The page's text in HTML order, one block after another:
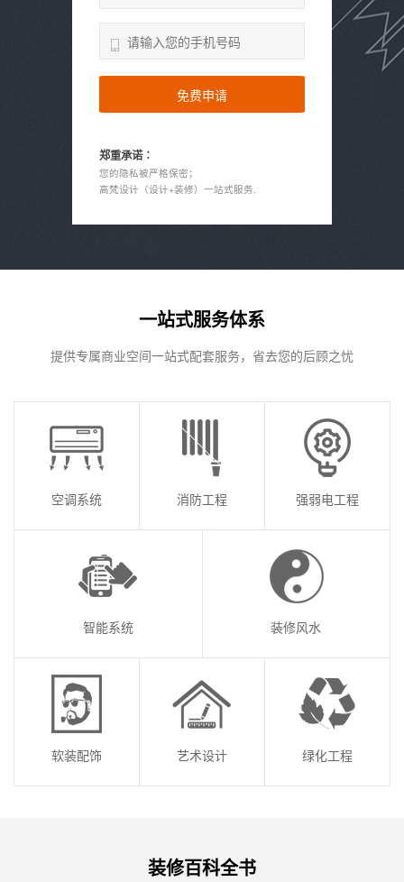
郑重承诺∶
您的隐私被严格保密；
高梵设计（设计+装修）一站式服务.
一站式服务体系
提供专属商业空间一站式配套服务，省去您的后顾之忧
空调系统 消防工程 强弱电工程
智能系统 装修风水
软装配饰 艺术设计 绿化工程
装修百科全书